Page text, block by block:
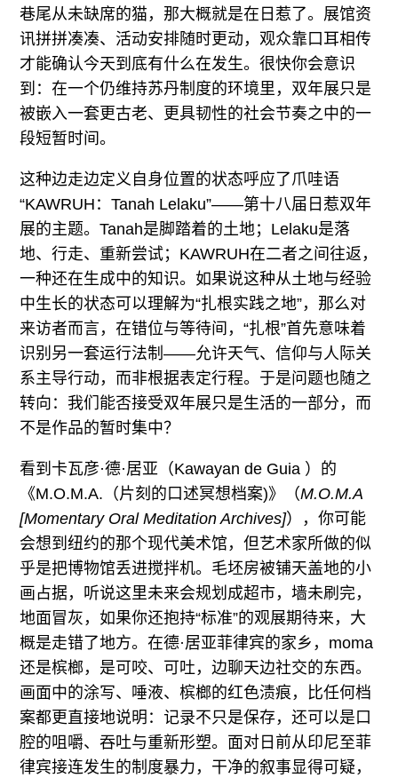
巷尾从未缺席的猫，那大概就是在日惹了。展馆资
讯拼拼凑凑、活动安排随时更动，观众靠口耳相传
才能确认今天到底有什么在发生。很快你会意识
到：在一个仍维持苏丹制度的环境里，双年展只是
被嵌入一套更古老、更具韧性的社会节奏之中的一
段短暂时间。
这种边走边定义自身位置的状态呼应了爪哇语
“KAWRUH：Tanah Lelaku”——第十八届日惹双年
展的主题。Tanah是脚踏着的土地；Lelaku是落
地、行走、重新尝试；KAWRUH在二者之间往返，
一种还在生成中的知识。如果说这种从土地与经验
中生长的状态可以理解为“扎根实践之地”，那么对
来访者而言，在错位与等待间，“扎根”首先意味着
识别另一套运行法制——允许天气、信仰与人际关
系主导行动，而非根据表定行程。于是问题也随之
转向：我们能否接受双年展只是生活的一部分，而
不是作品的暂时集中？
看到卡瓦彦·德·居亚（Kawayan de Guia ）的
《M.O.M.A.（片刻的口述冥想档案)》（M.O.M.A
[Momentary Oral Meditation Archives]），你可能
会想到纽约的那个现代美术馆，但艺术家所做的似
乎是把博物馆丢进搅拌机。毛坯房被铺天盖地的小
画占据，听说这里未来会规划成超市，墙未刷完，
地面冒灰，如果你还抱持“标准”的观展期待来，大
概是走错了地方。在德·居亚菲律宾的家乡，moma
还是槟榔，是可咬、可吐，边聊天边社交的东西。
画面中的涂写、唾液、槟榔的红色渍痕，比任何档
案都更直接地说明：记录不只是保存，还可以是口
腔的咀嚼、吞吐与重新形塑。面对日前从印尼至菲
律宾接连发生的制度暴力，干净的叙事显得可疑，